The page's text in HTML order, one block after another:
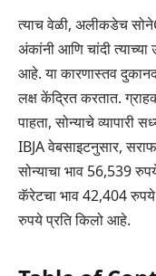
त्याच वेळी, अलीकडेच
अंकांनी आणि चांदी
आहे. या कारणास्तव
लक्ष केंद्रित करतात.
पाहता, सोन्याचे व्यापारी
IBJA वेबसाइटनुसार,
सोन्याचा भाव 56,539
कॅरेटचा भाव 42,404 रुपये
रुपये प्रति किलो आहे.